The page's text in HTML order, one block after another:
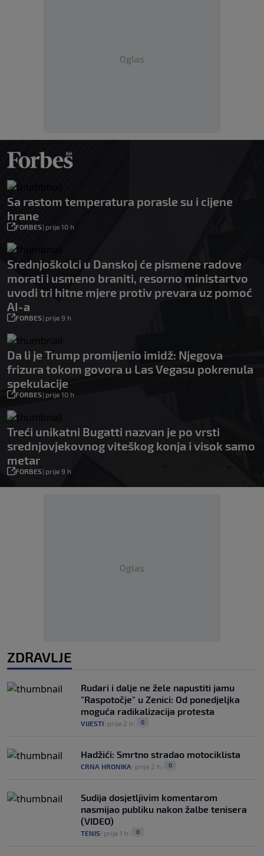
Oglas
Sa rastom temperatura porasle su i cijene
hrane
FORBES| prije 10 h
Srednjoškolci u Danskoj će pismene radove
morati i usmeno braniti, resorno ministartvo
uvodi tri hitne mjere protiv prevara uz pomoć
AI-a
FORBES| prije 9 h
Da li je Trump promijenio imidž: Njegova
frizura tokom govora u Las Vegasu pokrenula
spekulacije
FORBES| prije 10 h
Treći unikatni Bugatti nazvan je po vrsti
srednjovjekovnog viteškog konja i visok samo
metar
FORBES| prije 9 h
Oglas
ZDRAVLJE
Rudari i dalje ne žele napustiti jamu
"Raspotočje" u Zenici: Od ponedjeljka
moguća radikalizacija protesta
VIJESTI prije 2 h 0
Hadžići: Smrtno stradao motociklista
CRNA HRONIKA prije 2 h 0
Sudija dosjetljivim komentarom
nasmijao publiku nakon žalbe tenisera
(VIDEO)
TENIS prije 1 h 0